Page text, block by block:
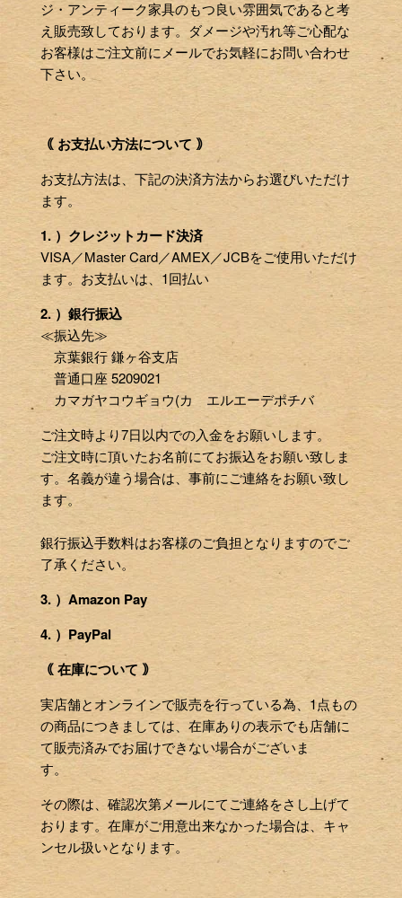
ジ・アンティーク家具のもつ良い雰囲気であると考
え販売致しております。ダメージや汚れ等ご心配な
お客様はご注文前にメールでお気軽にお問い合わせ
下さい。
｟ お支払い方法について ｠
お支払方法は、下記の決済方法からお選びいただけ
ます。
1. ）クレジットカード決済
VISA／Master Card／AMEX／JCBをご使用いただけ
ます。お支払いは、1回払い
2. ）銀行振込
≪振込先≫
京葉銀行 鎌ヶ谷支店
普通口座 5209021
カマガヤコウギョウ(カ エルエーデポチバ
ご注文時より7日以内での入金をお願いします。
ご注文時に頂いたお名前にてお振込をお願い致しま
す。名義が違う場合は、事前にご連絡をお願い致し
ます。
銀行振込手数料はお客様のご負担となりますのでご
了承ください。
3. ）Amazon Pay
4. ）PayPal
｟ 在庫について ｠
実店舗とオンラインで販売を行っている為、1点もの
の商品につきましては、在庫ありの表示でも店舗に
て販売済みでお届けできない場合がございま
す。
その際は、確認次第メールにてご連絡をさし上げて
おります。在庫がご用意出来なかった場合は、キャ
ンセル扱いとなります。